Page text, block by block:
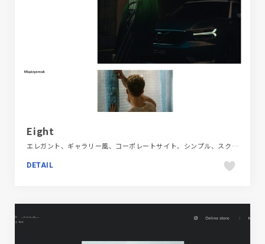
Eight
エレガント、ギャラリー風、コーポレートサイト、シンプル、スクロールエフェクト、スタイリッシュ、タイポグラフィー、ダイナミック、デザイン・アート・音楽・文芸、フラットデザイン、ブランド・サービスサイト、ホワイト系、ポートフォリオ、モーション多め、レッド系、動画が流れる、大きめ写真、海外サイト、自動車・乗り物・交通
DETAIL